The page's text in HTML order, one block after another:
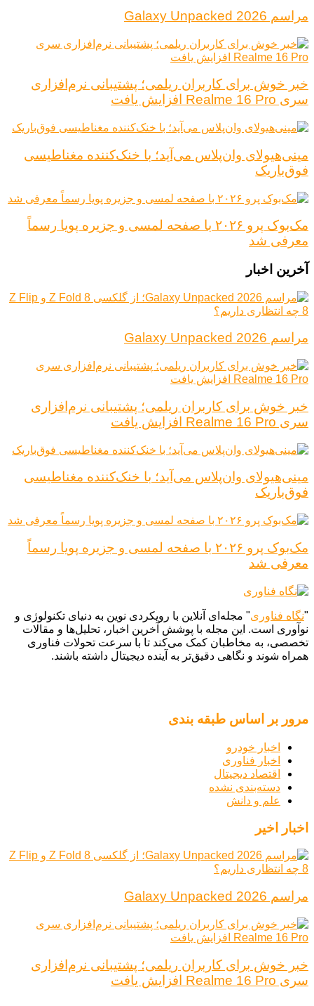
مراسم Galaxy Unpacked 2026
خبر خوش برای کاربران ریلمی؛ پشتیبانی نرم‌افزاری
سری Realme 16 Pro افزایش یافت
مینی‌هیولای وان‌پلاس می‌آید؛ با خنک‌کننده مغناطیسی
فوق‌باریک
مک‌بوک پرو ۲۰۲۶ با صفحه لمسی و جزیره پویا رسماً
معرفی شد
آخرین اخبار
مراسم Galaxy Unpacked 2026
خبر خوش برای کاربران ریلمی؛ پشتیبانی نرم‌افزاری
سری Realme 16 Pro افزایش یافت
مینی‌هیولای وان‌پلاس می‌آید؛ با خنک‌کننده مغناطیسی
فوق‌باریک
مک‌بوک پرو ۲۰۲۶ با صفحه لمسی و جزیره پویا رسماً
معرفی شد
"نگاه فناوری" مجله‌ای آنلاین با رویکردی نوین به دنیای تکنولوژی و
نوآوری است. این مجله با پوشش آخرین اخبار، تحلیل‌ها و مقالات
تخصصی، به مخاطبان کمک می‌کند تا با سرعت تحولات فناوری
همراه شوند و نگاهی دقیق‌تر به آینده دیجیتال داشته باشند.
مرور بر اساس طبقه بندی
اخبار خودرو
اخبار فناوری
اقتصاد دیجیتال
دسته‌بندی نشده
علم و دانش
اخبار اخیر
مراسم Galaxy Unpacked 2026
خبر خوش برای کاربران ریلمی؛ پشتیبانی نرم‌افزاری
سری Realme 16 Pro افزایش یافت